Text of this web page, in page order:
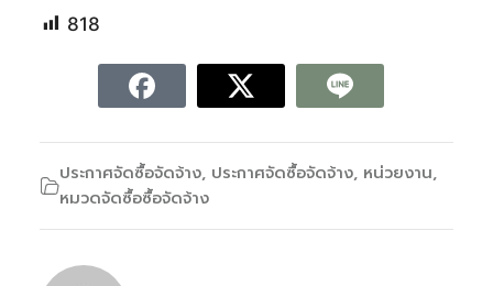
818
ประกาศจัดซื้อจัดจ้าง, ประกาศจัดซื้อจัดจ้าง, หน่วยงาน,
หมวดจัดซื้อซื้อจัดจ้าง